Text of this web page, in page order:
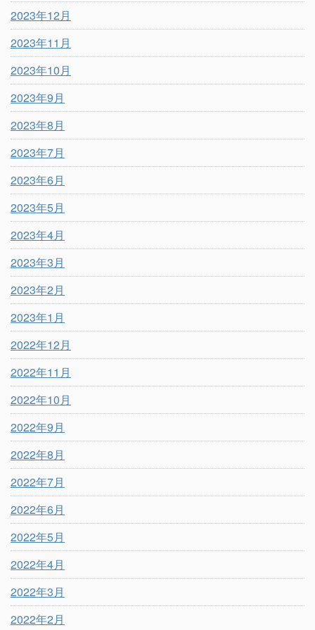
2023年12月
2023年11月
2023年10月
2023年9月
2023年8月
2023年7月
2023年6月
2023年5月
2023年4月
2023年3月
2023年2月
2023年1月
2022年12月
2022年11月
2022年10月
2022年9月
2022年8月
2022年7月
2022年6月
2022年5月
2022年4月
2022年3月
2022年2月